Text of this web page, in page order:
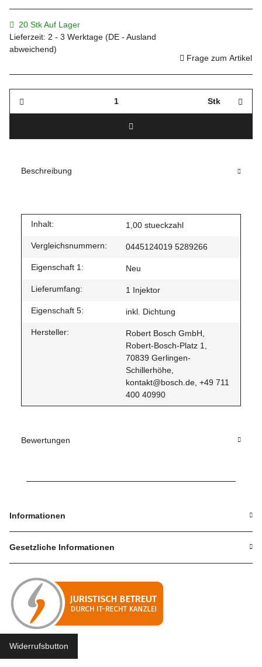
20 Stk Auf Lager
Lieferzeit: 2 - 3 Werktage (DE - Ausland
abweichend)
Frage zum Artikel
Stk
Beschreibung
Inhalt: 1,00 stueckzahl
Vergleichsnummern: 0445124019 5289266
Eigenschaft 1: Neu
Lieferumfang: 1 Injektor
Eigenschaft 5: inkl. Dichtung
Hersteller:
Robert Bosch GmbH,
Robert-Bosch-Platz 1,
70839 Gerlingen-
Schillerhöhe,
kontakt@bosch.de, +49 711
400 40990
Bewertungen
Informationen
Gesetzliche Informationen
Widerrufsbutton